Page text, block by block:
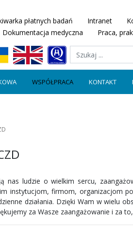
płatnych badań Intranet
Dokumentacja medyczna Praca,
WSPÓŁPRACA KONTAKT
nas ludzie o wielkim sercu,
instytucjom, firmom, organizacjom
działania. Dzięki Wam w wielu
za Wasze zaangażowanie i za